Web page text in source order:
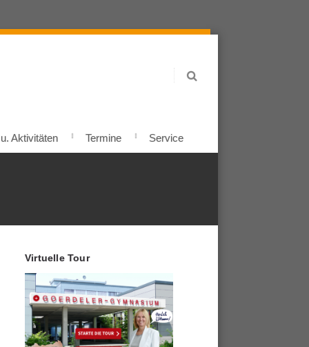
Aktivitäten Termine Service
Virtuelle Tour